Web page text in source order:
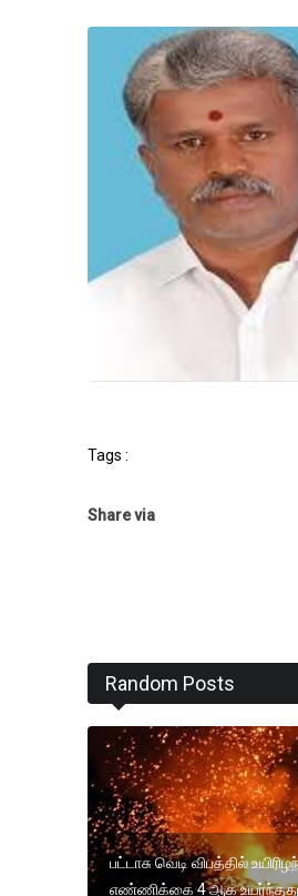
Tags :
Share via
Random Posts
பட்டாசு வெடி விபத்தில்
எண்ணிக்கை 4 ஆக